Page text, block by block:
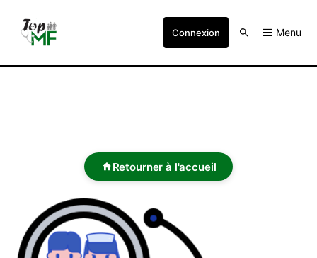
Connexion Menu
Retourner à l'accueil